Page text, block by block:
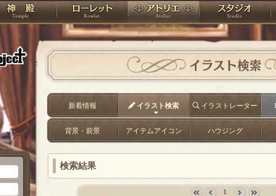
PandoraPartyProject
神殿 ローレット アトリエ
イラスト検索
新着情報 イラスト検索 イラストレーター
背景・前景 アイテムアイコン ハウジング
検索結果
1